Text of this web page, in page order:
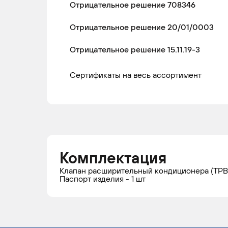
Отрицательное решение 708346
Отрицательное решение 20/01/0003
Отрицательное решение 15.11.19-3
Сертификаты на весь ассортимент
Комплектация
Клапан расширительный кондиционера
Паспорт изделия - 1 шт